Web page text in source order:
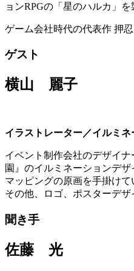
ョンRPGの「星のハルカ」を
ゲーム会社時代の代表作 押
ゲスト
横山 麗子
イラストレーター／イルミ
イベント制作会社のデザイ
園』のイルミネーションデ
マッピングの原画を手掛けて
その他、ロゴ、ポスターデ
聞き手
佐藤 光